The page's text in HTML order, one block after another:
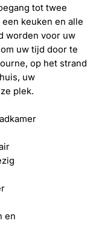
tot twee
keuken en alle
worden voor uw
uw tijd door te
op het strand
uw
plek.
en